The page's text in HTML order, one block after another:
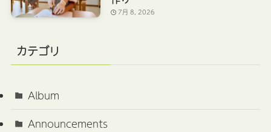
7月 8, 2026
カテゴリ
Album
Announcements